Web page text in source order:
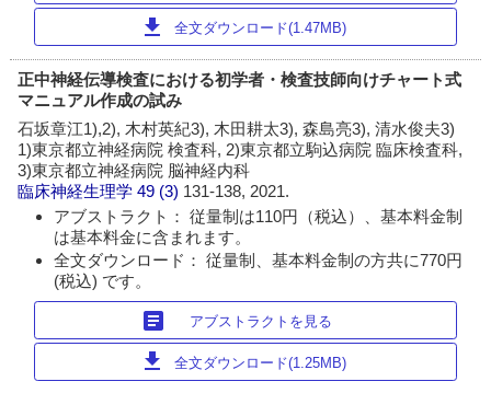
download 全文ダウンロード(1.47MB)
正中神経伝導検査における初学者・検査技師向けチャート式
マニュアル作成の試み
石坂章江1),2), 木村英紀3), 木田耕太3), 森島亮3), 清水俊夫3)
1)東京都立神経病院 検査科, 2)東京都立駒込病院 臨床検査科,
3)東京都立神経病院 脳神経内科
臨床神経生理学 49 (3) 131-138, 2021.
アブストラクト： 従量制は110円（税込）、基本料金制
は基本料金に含まれます。
全文ダウンロード： 従量制、基本料金制の方共に770円
(税込) です。
article アブストラクトを見る
download 全文ダウンロード(1.25MB)